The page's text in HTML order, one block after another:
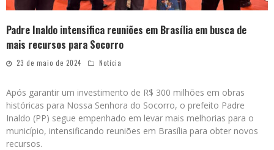
Padre Inaldo intensifica reuniões em Brasília em busca de
mais recursos para Socorro
23 de maio de 2024 Notícia
Após garantir um investimento de R$ 300 milhões em obras
históricas para Nossa Senhora do Socorro, o prefeito Padre
Inaldo (PP) segue empenhado em levar mais melhorias para o
município, intensificando reuniões em Brasília para obter novos
recursos.